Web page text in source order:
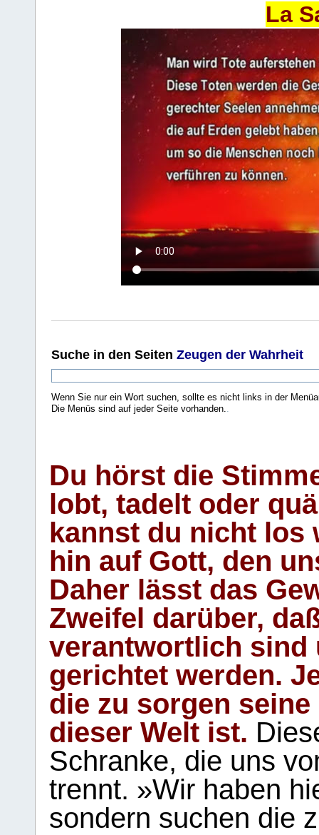
La
Suche in den Seiten Zeugen der Wahrheit
Wenn Sie nur ein Wort suchen, sollte es nicht links in der
Die Menüs sind auf jeder Seite vorhanden..
Du hörst die
lobt, tadelt oder
kannst du nicht los
hin auf Gott, den
Daher lässt das
Zweifel darüber,
verantwortlich sind
gerichtet werden.
die zu sorgen
dieser Welt ist.
Schranke, die uns
trennt. »Wir haben
sondern suchen die